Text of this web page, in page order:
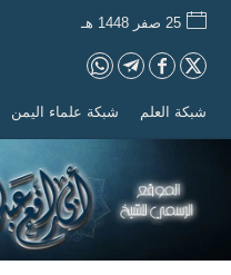
25 صفر 1448 هـ
شبكة العلم شبكة علماء اليمن